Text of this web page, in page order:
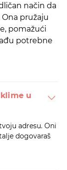
način da
pružaju
pomažući
potrebne
u
adresu. Oni
dogovaraš